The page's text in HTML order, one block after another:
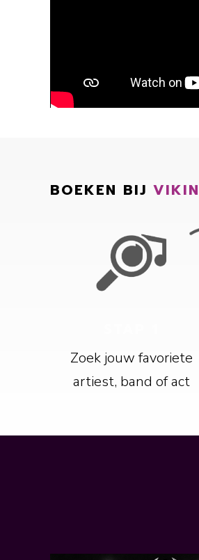
BOEKEN BIJ
Zoek jouw favoriete
artiest, band of act